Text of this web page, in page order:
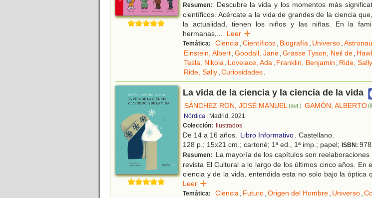
Resumen:
Descubre la vida y los momentos más
científicos. Acércate a la vida de grandes de la ciencia
la actualidad, tienen los niños y las niñas. En la
hermanas,... Leer
Temática: Ciencia,Científicos, Biografía, Universo,
Einstein, Albert,Goodall, Jane,Grasse Tyson, Neil de,
Tesla, Nikola, Lovelace, Ada, Franklin, Benjamin , Ride, Sally
Ride, Sally,Curiosidades.
La vida de la ciencia y la ciencia de la vida
SÁNCHEZ RON, JOSÉ MANUEL(aut.) GAMÓN, ALBERTO
Nórdica , Madrid, 2021
Colección:
Ilustrados
De 14 a 16 años. Libro Informativo. Castellano.
128 p.; 15x21 cm.; cartoné; 1ª ed., 1ª imp.; papel; ISBN:
Resumen:
La mayoría de los capítulos son
revista El Cultural a lo largo de los últimos cinco años. En
ciencia y de la vida, entendida esta no solo bajo la óptica
Leer
Temática: Ciencia, Futuro,Origen del Hombre, Universo,